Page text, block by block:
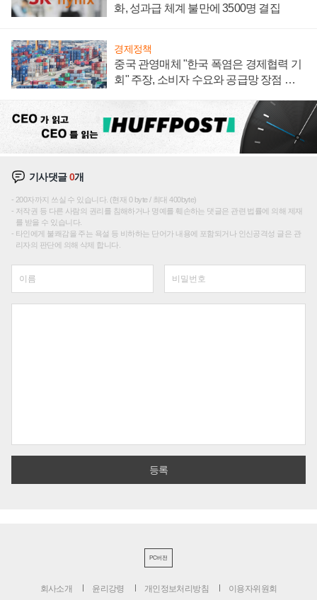
화, 성과급 체계 불만에 3500명 결집
경제정책
중국 관영매체 "한국 폭염은 경제협력 기
회" 주장, 소비자 수요와 공급망 장점 강
기사댓글0개
200자까지 쓰실 수 있습니다. (현재 0 byte / 최대 400byte)
저작권 등 다른 사람의 권리를 침해하거나 명예를 훼손하는 댓글은 관련 법률에 의해 제재
를 받을 수 있습니다.
타인에게 불쾌감을 주는 욕설 등 비하하는 단어가 내용에 포함되거나 인신공격성 글은 관
리자의 판단에 의해 삭제 합니다.
PC버전
회사소개 윤리강령 개인정보처리방침 이용자위원회